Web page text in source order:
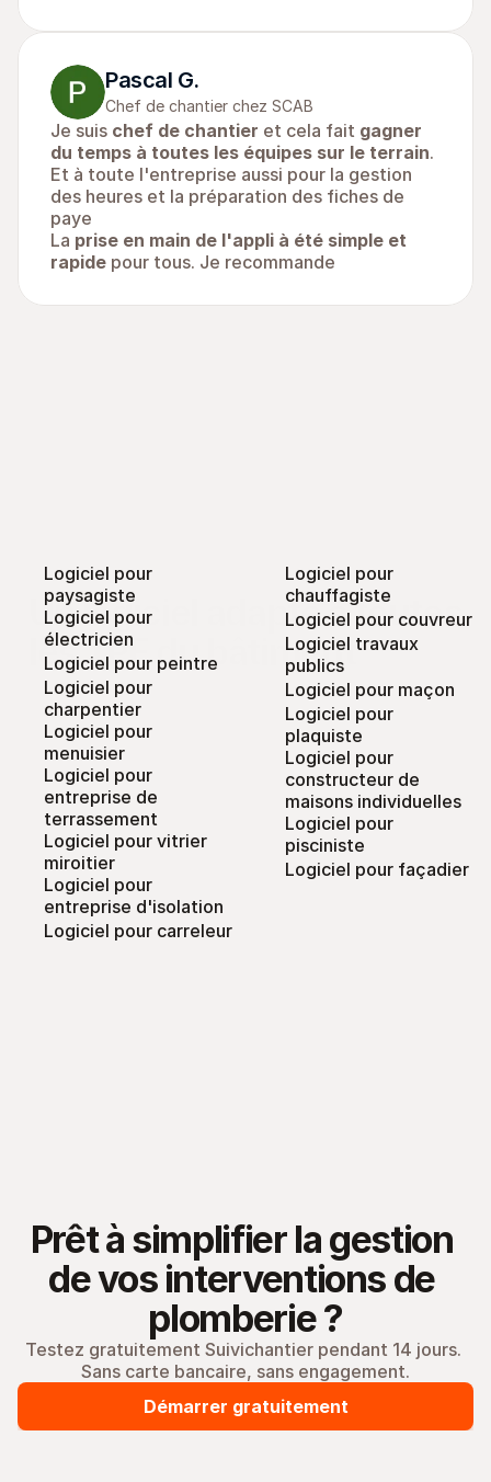
Pascal G.
Chef de chantier chez SCAB
Je suis chef de chantier et cela fait gagner
du temps à toutes les équipes sur le terrain.
Et à toute l'entreprise aussi pour la gestion
des heures et la préparation des fiches de
paye
La prise en main de l'appli à été simple et
rapide pour tous. Je recommande
Un logiciel adapté à toutes
les TPE du bâtiment
Logiciel pour
paysagiste
Logiciel pour
électricien
Logiciel pour peintre
Logiciel pour
charpentier
Logiciel pour
menuisier
Logiciel pour
entreprise de
terrassement
Logiciel pour vitrier
miroitier
Logiciel pour
entreprise d'isolation
Logiciel pour carreleur
Logiciel pour
chauffagiste
Logiciel pour couvreur
Logiciel travaux
publics
Logiciel pour maçon
Logiciel pour
plaquiste
Logiciel pour
constructeur de
maisons individuelles
Logiciel pour
pisciniste
Logiciel pour façadier
Prêt à simplifier la gestion
de vos interventions de
plomberie ?
Testez gratuitement Suivichantier pendant 14 jours.
Sans carte bancaire, sans engagement.
Démarrer gratuitement